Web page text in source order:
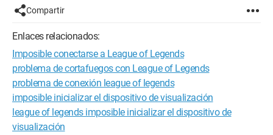
buena; mis amigos y yo hablábamos por Skype todos juntos.
Gracias por ayudarme lo antes posible.
Configuración:Windows Vista / Safari 532.5
Compartir
Enlaces relacionados:
Imposible conectarse a League of Legends
problema de cortafuegos con League of Legends
problema de conexión league of legends
imposible inicializar el dispositivo de visualización
league of legends imposible inicializar el dispositivo de
visualización